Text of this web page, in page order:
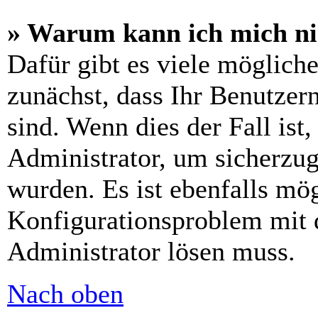
» Warum kann ich mich
Dafür gibt es viele
zunächst, dass Ihr
sind. Wenn dies der Fall
Administrator, um
wurden. Es ist ebenfalls
Konfigurationsproblem mit
Administrator lösen muss.
Nach oben